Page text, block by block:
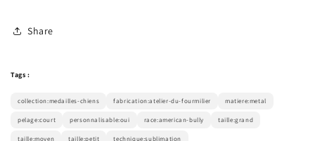
Share
Tags :
collection:medailles-chiens fabrication:atelier-du-fourmilier matiere:metal
pelage:court personnalisable:oui race:american-bully taille:grand
taille:moyen taille:petit technique:sublimation